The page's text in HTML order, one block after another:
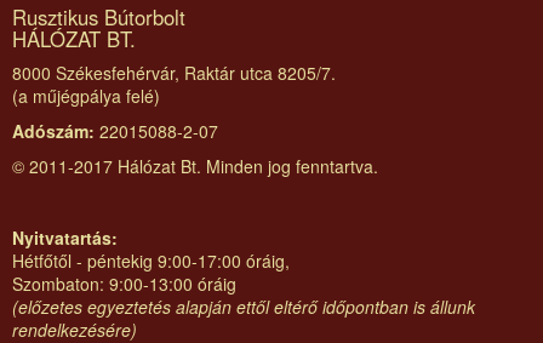
Rusztikus Bútorbolt
HÁLÓZAT BT.
8000 Székesfehérvár, Raktár utca 8205/7.
(a műjégpálya felé)
Adószám: 22015088-2-07
© 2011-2017 Hálózat Bt. Minden jog fenntartva.
Nyitvatartás:
Hétfőtől - péntekig 9:00-17:00 óráig,
Szombaton: 9:00-13:00 óráig
(előzetes egyeztetés alapján ettől eltérő időpontban is állunk
rendelkezésére)